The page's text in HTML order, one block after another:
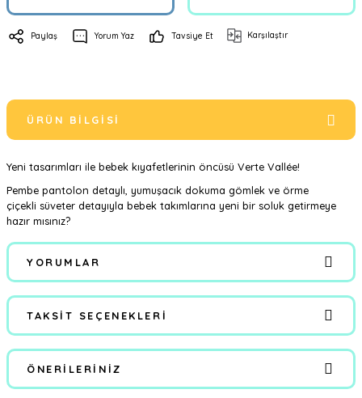
Paylaş Yorum Yaz Tavsiye Et Karşılaştır
ÜRÜN BILGISI
Yeni tasarımları ile bebek kıyafetlerinin öncüsü Verte Vallée!
Pembe pantolon detaylı, yumuşacık dokuma gömlek ve örme
çiçekli süveter detayıyla bebek takımlarına yeni bir soluk getirmeye
hazır mısınız?
YORUMLAR
Bu ürüne ilk yorumu siz yapın!
Yorum Yaz
TAKSIT SEÇENEKLERI
ÖNERILERINIZ